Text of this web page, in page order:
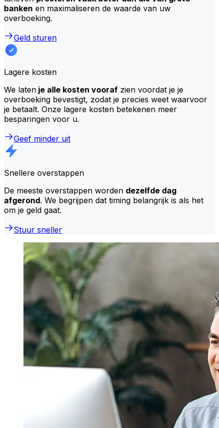
banken en maximaliseren de waarde van uw
overboeking.
Geld sturen
Lagere kosten
We laten je alle kosten vooraf zien voordat je je
overboeking bevestigt, zodat je precies weet waarvoor
je betaalt. Onze lagere kosten betekenen meer
besparingen voor u.
Geef minder uit
Snellere overstappen
De meeste overstappen worden dezelfde dag
afgerond. We begrijpen dat timing belangrijk is als het
om je geld gaat.
Stuur sneller